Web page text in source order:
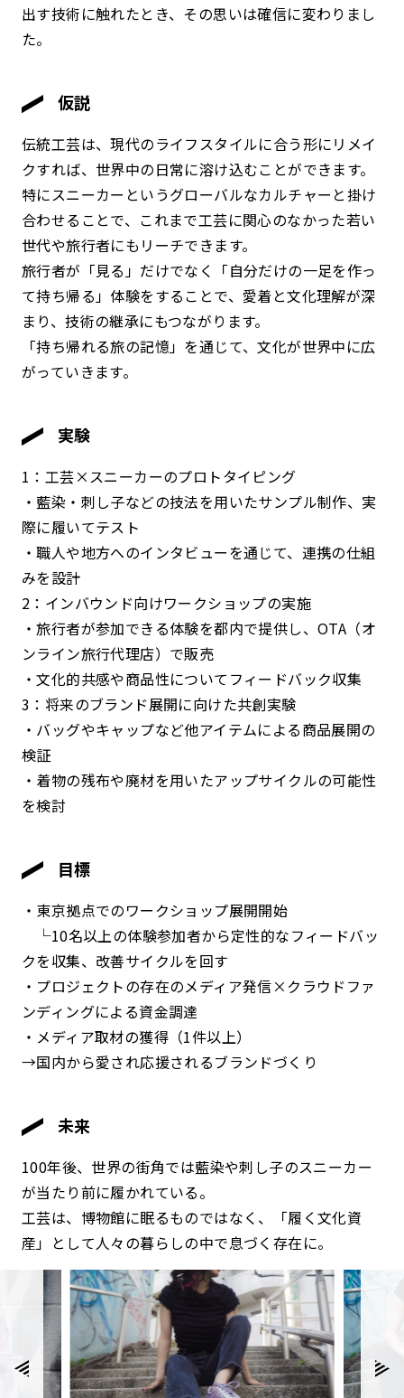
出す技術に触れたとき、その思いは確信に変わりまし
た。
仮説
伝統工芸は、現代のライフスタイルに合う形にリメイ
クすれば、世界中の日常に溶け込むことができます。
特にスニーカーというグローバルなカルチャーと掛け
合わせることで、これまで工芸に関心のなかった若い
世代や旅行者にもリーチできます。
旅行者が「見る」だけでなく「自分だけの一足を作っ
て持ち帰る」体験をすることで、愛着と文化理解が深
まり、技術の継承にもつながります。
「持ち帰れる旅の記憶」を通じて、文化が世界中に広
がっていきます。
実験
1：工芸×スニーカーのプロトタイピング
・藍染・刺し子などの技法を用いたサンプル制作、実
際に履いてテスト
・職人や地方へのインタビューを通じて、連携の仕組
みを設計
2：インバウンド向けワークショップの実施
・旅行者が参加できる体験を都内で提供し、OTA（オ
ンライン旅行代理店）で販売
・文化的共感や商品性についてフィードバック収集
3：将来のブランド展開に向けた共創実験
・バッグやキャップなど他アイテムによる商品展開の
検証
・着物の残布や廃材を用いたアップサイクルの可能性
を検討
目標
・東京拠点でのワークショップ展開開始
└10名以上の体験参加者から定性的なフィードバッ
クを収集、改善サイクルを回す
・プロジェクトの存在のメディア発信×クラウドファ
ンディングによる資金調達
・メディア取材の獲得（1件以上）
→国内から愛され応援されるブランドづくり
未来
100年後、世界の街角では藍染や刺し子のスニーカー
が当たり前に履かれている。
工芸は、博物館に眠るものではなく、「履く文化資
産」として人々の暮らしの中で息づく存在に。